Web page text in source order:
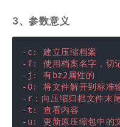
3、参数意义
-c: 建立压缩档案
-f: 使用档案名字，切
-j: 有bz2属性的
-O: 将文件解开到标准
-r：向压缩归档文件末
-t: 查看内容
-u: 更新原压缩包中的